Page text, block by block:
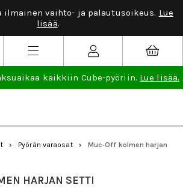
ilmainen vaihto- ja palautusoikeus. Lue
lisää.
kaikkiin Cube-pyöriin. Lue lisää.
> Pyörän varaosat >
Muc-Off kolmen harjan
HARJAN SETTI